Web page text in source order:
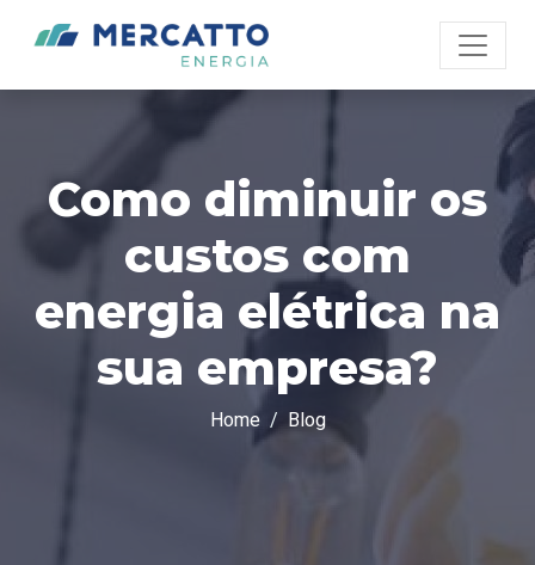
Como diminuir os
custos com
energia elétrica na
sua empresa?
Home Blog